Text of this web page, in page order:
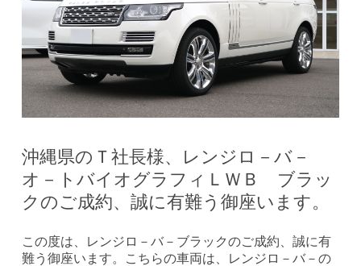
沖縄県のＴ社長様、レンジロ－バ－
オ－トバイオグラフィＬＷＢ ブラッ
クのご成約、誠に有難う御座います。
この度は、レンジロ－バ－ブラックのご成約、誠に有
難う御座います。こちらの車両は、レンジロ－バ－の